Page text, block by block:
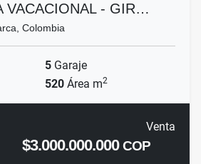
VACACIONAL - GIR…
Colombia
5 Garaje
520 Área m2
Venta
$3.000.000.000COP